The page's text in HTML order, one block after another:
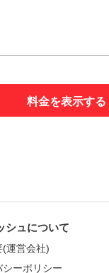
料金を表示する
シュについて
(運営会社)
シーポリシー